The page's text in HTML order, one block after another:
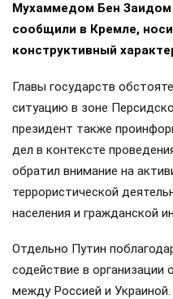
Мухаммедом Бен
сообщили в Кремле,
конструктивный
Главы государств
ситуацию в зоне
президент также
дел в контексте
обратил внимание на
террористической
населения и гражданской
Отдельно Путин
содействие в
между Россией и